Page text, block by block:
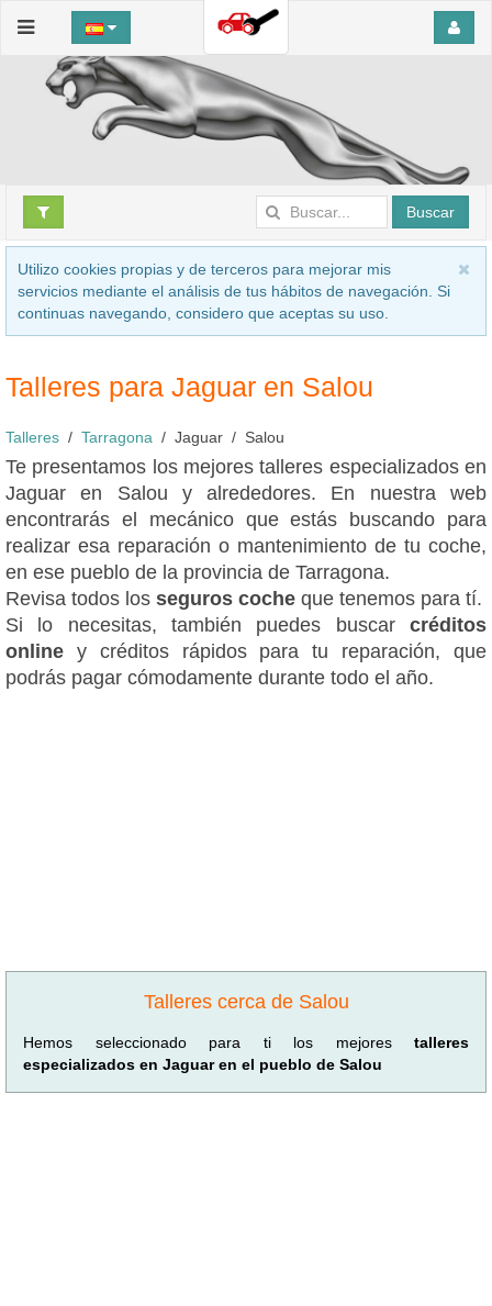
Buscar
Utilizo cookies propias y de terceros para mejorar mis
servicios mediante el análisis de tus hábitos de navegación. Si
continuas navegando, considero que aceptas su uso.
Talleres para Jaguar en Salou
Talleres Tarragona Jaguar Salou
Te presentamos los mejores talleres especializados en
Jaguar en Salou y alrededores. En nuestra web
encontrarás el mecánico que estás buscando para
realizar esa reparación o mantenimiento de tu coche,
en ese pueblo de la provincia de Tarragona.
Revisa todos los seguros coche que tenemos para tí.
Si lo necesitas, también puedes buscar créditos
online y créditos rápidos para tu reparación, que
podrás pagar cómodamente durante todo el año.
Talleres cerca de Salou
Hemos seleccionado para ti los mejores talleres
especializados en Jaguar en el pueblo de Salou